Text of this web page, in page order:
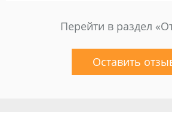
Перейти в раздел
Оставить